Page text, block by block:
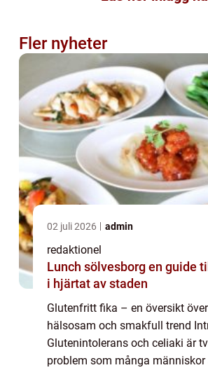
Fler nyheter
02 juli 2026 admin
redaktionel
Lunch sölvesborg en guide till god mat
i hjärtat av staden
Glutenfritt fika – en översikt
hälsosam och smakfull trend
Glutenintolerans och celiaki är
problem som många